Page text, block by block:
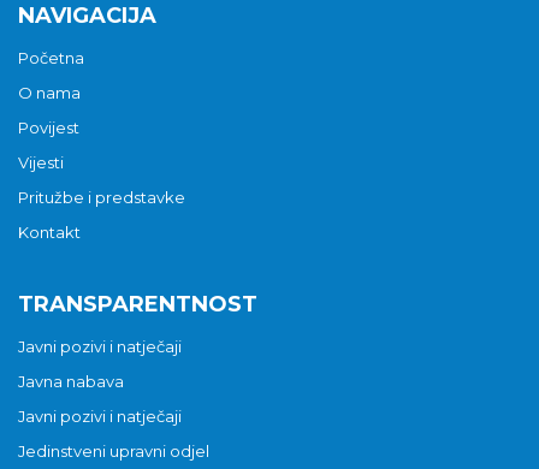
NAVIGACIJA
Početna
O nama
Povijest
Vijesti
Pritužbe i predstavke
Kontakt
TRANSPARENTNOST
Javni pozivi i natječaji
Javna nabava
Javni pozivi i natječaji
Jedinstveni upravni odjel